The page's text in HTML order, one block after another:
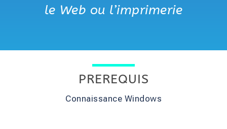
le Web ou l’imprimerie
PREREQUIS
Connaissance Windows